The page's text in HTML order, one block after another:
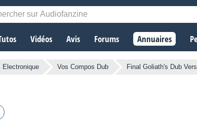
Vidéos Avis Forums Annuaires
Electronique Vos Compos Dub Final Goliath's Dub